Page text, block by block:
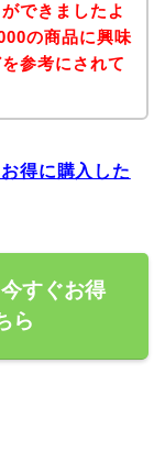
できましたよ
の商品に興味
参考にされて
得に購入した
すぐお得
ら